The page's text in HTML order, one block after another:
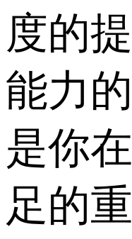
度的
能力
是你
足的